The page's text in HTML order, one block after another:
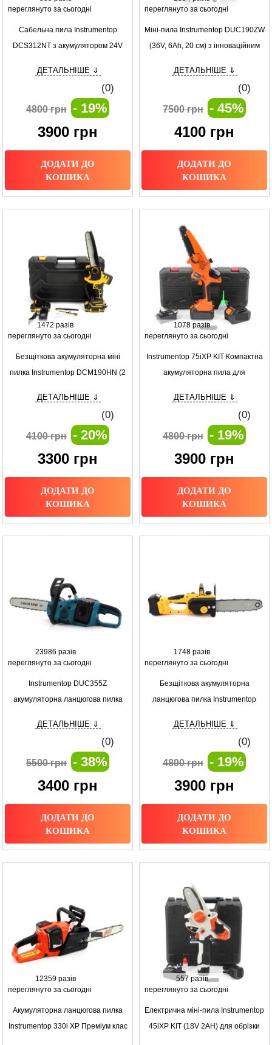
переглянуто за сьогодні
Сабельна пила Instrumentop
DCS312NT з акумулятором 24V
одному інструменті
ДЕТАЛЬНІШЕ ⇓
(0)
4800 грн - 19%
3900 грн
ДОДАТИ ДО
КОШИКА
переглянуто за сьогодні
Міні-пила Instrumentop DUC190ZW
(36V, 6Аh, 20 см) з інноваційним
ефективність у кожному розрізі
ДЕТАЛЬНІШЕ ⇓
(0)
7500 грн - 45%
4100 грн
ДОДАТИ ДО
КОШИКА
1472 разів
переглянуто за сьогодні
Безщіткова акумуляторна міні
пилка Instrumentop DCM190HN (2
індикатором заряду
ДЕТАЛЬНІШЕ ⇓
(0)
4100 грн - 20%
3300 грн
ДОДАТИ ДО
КОШИКА
1078 разів
переглянуто за сьогодні
Instrumentop 75iXP KIT Компактна
акумуляторна пила для
мастилкою
ДЕТАЛЬНІШЕ ⇓
(0)
4800 грн - 19%
3900 грн
ДОДАТИ ДО
КОШИКА
23986 разів
переглянуто за сьогодні
Instrumentop DUC355Z
акумуляторна ланцюгова пилка
ефективність у вашому
ДЕТАЛЬНІШЕ ⇓
(0)
5500 грн - 38%
3400 грн
ДОДАТИ ДО
КОШИКА
1748 разів
переглянуто за сьогодні
Безщіткова акумуляторна
ланцюгова пилка Instrumentop
автоматичним мастилом ланцюга
ДЕТАЛЬНІШЕ ⇓
(0)
4800 грн - 19%
3900 грн
ДОДАТИ ДО
КОШИКА
12359 разів
переглянуто за сьогодні
Акумуляторна ланцюгова пилка
Instrumentop 330i XP Преміум клас
557 разів
переглянуто за сьогодні
Електрична міні-пила Instrumentop
45iXP KIT (18V 2AH) для обрізки